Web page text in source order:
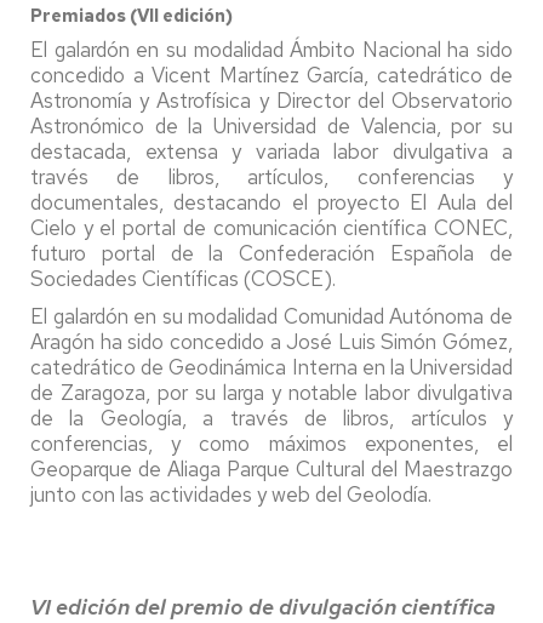
Premiados (VII edición)
El galardón en su modalidad Ámbito Nacional ha sido
concedido a Vicent Martínez García, catedrático de
Astronomía y Astrofísica y Director del Observatorio
Astronómico de la Universidad de Valencia, por su
destacada, extensa y variada labor divulgativa a
través de libros, artículos, conferencias y
documentales, destacando el proyecto El Aula del
Cielo y el portal de comunicación científica CONEC,
futuro portal de la Confederación Española de
Sociedades Científicas (COSCE).
El galardón en su modalidad Comunidad Autónoma de
Aragón ha sido concedido a José Luis Simón Gómez,
catedrático de Geodinámica Interna en la Universidad
de Zaragoza, por su larga y notable labor divulgativa
de la Geología, a través de libros, artículos y
conferencias, y como máximos exponentes, el
Geoparque de Aliaga Parque Cultural del Maestrazgo
junto con las actividades y web del Geolodía.
VI edición del premio de divulgación científica